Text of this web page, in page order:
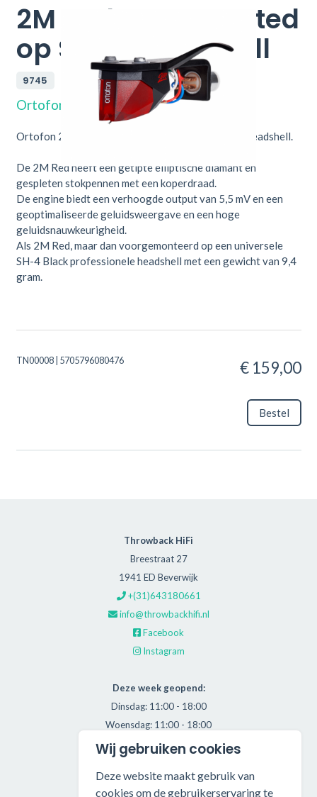
2M Red Pre-Mounted
op SH-4 Headshell
9745
Ortofon
Ortofon 2M Red Element Pre-Mounted op SH-4 Headshell.
De 2M Red heeft een getipte elliptische diamant en
gespleten stokpennen met een koperdraad.
De engine biedt een verhoogde output van 5,5 mV en een
geoptimaliseerde geluidsweergave en een hoge
geluidsnauwkeurigheid.
Als 2M Red, maar dan voorgemonteerd op een universele
SH-4 Black professionele headshell met een gewicht van 9,4
gram.
TN00008 | 5705796080476 € 159,00
Bestel
Throwback HiFi
Breestraat 27
1941 ED Beverwijk
+(31)643180661
info@throwbackhifi.nl
Facebook
Instagram
Deze week geopend:
Dinsdag: 11:00 - 18:00
Woensdag: 11:00 - 18:00
Donderdag: 11:00 - 21:00
Zaterdag: 11:00 - 17:00
Wij gebruiken cookies
Deze website maakt gebruik van
cookies om de gebruikerservaring te